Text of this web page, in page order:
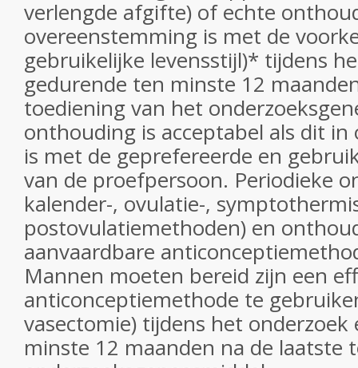
verlengde afgifte) of echte
overeenstemming is met de
gebruikelijke levensstijl)* tijdens
gedurende ten minste 12
toediening van het
onthouding is acceptabel als dit
is met de geprefereerde en
van de proefpersoon. Periodieke
kalender-, ovulatie-,
postovulatiemethoden) en
aanvaardbare
Mannen moeten bereid zijn een
anticonceptiemethode te
vasectomie) tijdens het
minste 12 maanden na de laatste